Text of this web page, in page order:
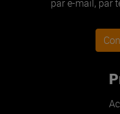
par e-mail, par